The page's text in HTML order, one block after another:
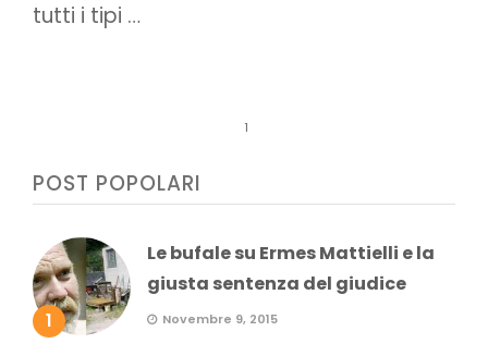
tutti i tipi …
1
POST POPOLARI
1
Le bufale su Ermes Mattielli e la
giusta sentenza del giudice
Novembre 9, 2015